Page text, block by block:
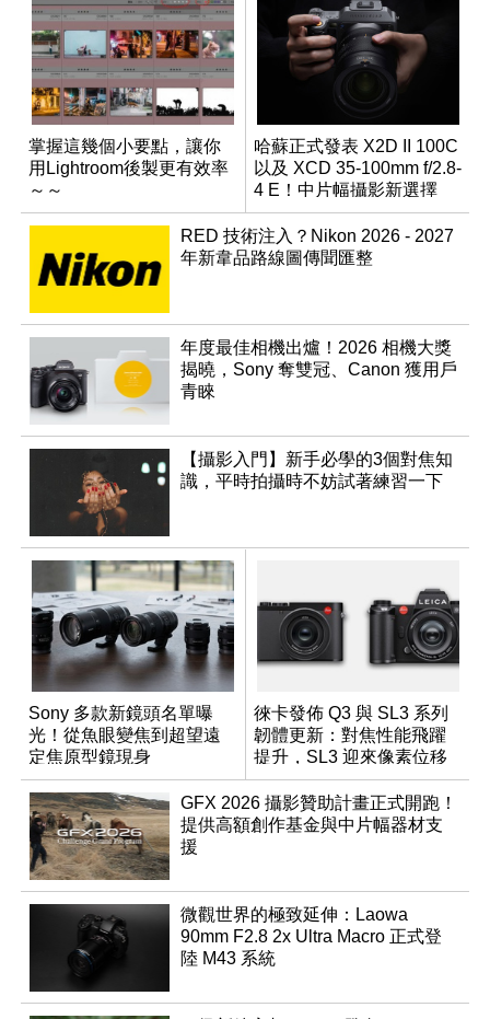
掌握這幾個小要點，讓你
用Lightroom後製更有效率
～～
哈蘇正式發表 X2D II 100C
以及 XCD 35-100mm f/2.8-
4 E！中片幅攝影新選擇
RED 技術注入？Nikon 2026 - 2027
年新韋品路線圖傳聞匯整
年度最佳相機出爐！2026 相機大獎
揭曉，Sony 奪雙冠、Canon 獲用戶
青睞
【攝影入門】新手必學的3個對焦知
識，平時拍攝時不妨試著練習一下
Sony 多款新鏡頭名單曝
光！從魚眼變焦到超望遠
定焦原型鏡現身
徠卡發佈 Q3 與 SL3 系列
韌體更新：對焦性能飛躍
提升，SL3 迎來像素位移
拍攝功能
GFX 2026 攝影贊助計畫正式開跑！
提供高額創作基金與中片幅器材支
援
微觀世界的極致延伸：Laowa
90mm F2.8 2x Ultra Macro 正式登
陸 M43 系統